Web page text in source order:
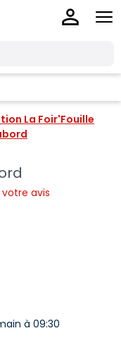
La Foir'Fouille
avis
à 09:30